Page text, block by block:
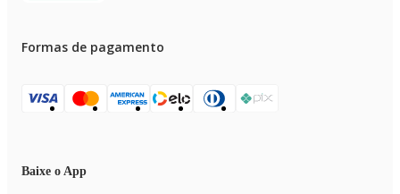
Formas de pagamento
Baixe o App